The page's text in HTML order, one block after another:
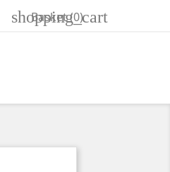
shopping_cart
Basket(0)